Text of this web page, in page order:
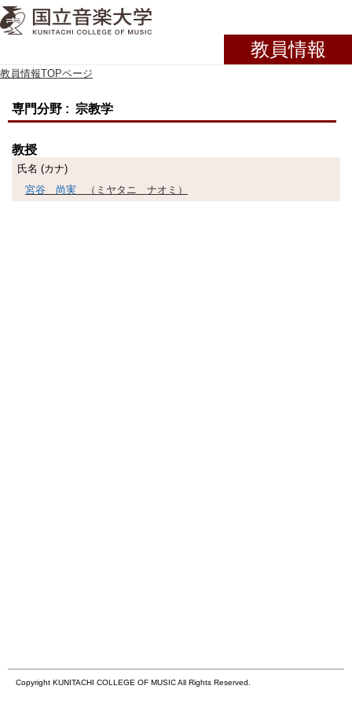
教員情報
教員情報TOPページ
専門分野 : 宗教学
教授
氏名 (カナ)
宮谷 尚実
（ミヤタニ ナオミ）
Copyright KUNITACHI COLLEGE OF MUSIC All Rights Reserved.